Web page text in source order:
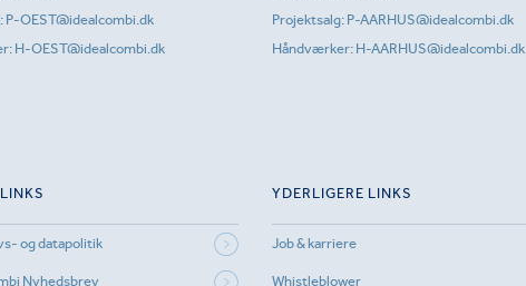
P-OEST@idealcombi.dk
H-OEST@idealcombi.dk
Projektsalg: P-AARHUS@idealcombi.dk
Håndværker: H-AARHUS@idealcombi.dk
og datapolitik
Nyhedsbrev
YDERLIGERE LINKS
Job & karriere
Whistleblower